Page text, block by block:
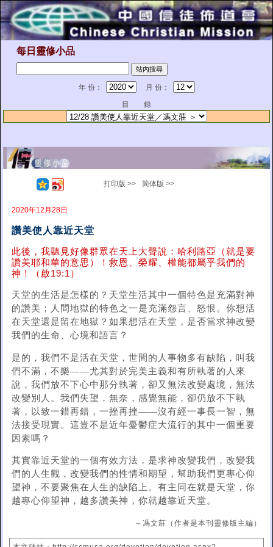
每日靈修小品
年 份：
月 份：
目 錄
打印版 >> 简体版 >>
2020年12月28日
讚美使人靠近天堂
此後，我聽見好像群眾在天上大聲說：哈利路亞（就是要
讚美耶和華的意思）！救恩、榮耀、權能都屬乎我們的
神！（啟19:1）
天堂的生活是怎樣的？天堂生活其中一個特色是充滿對神
的讚美；人間地獄的特色之一是充滿怨言、怒恨。你想活
在天堂還是留在地獄？如果想活在天堂，是否當求神改變
我們的生命、心境和語言？
是的，我們不是活在天堂，世間的人事物多有缺陷，叫我
們不滿，不樂——尤其對於完美主義和有所執著的人來
說，我們放不下心中那分執著，卻又無法改變處境，無法
改變別人。我們失望，無奈，感覺無能，卻仍放不下執
著，以致一錯再錯，一挫再挫——沒有經一事長一智，無
法接受現實。這豈不是近年憂鬱症大流行的其中一個重要
因素嗎？
其實靠近天堂的一個有效方法，是求神改變我們，改變我
們的人生觀，改變我們的性情和期望，幫助我們更專心仰
望神，不要聚焦在人生的缺陷上。有主同在就是天堂，你
越專心仰望神，越多讚美神，你就越靠近天堂。
～馮文莊（作者是本刊靈修版主編）